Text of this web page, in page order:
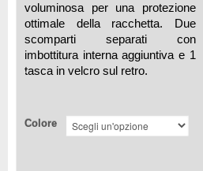
voluminosa per una protezione
ottimale della racchetta. Due
scomparti separati con
imbottitura interna aggiuntiva e 1
tasca in velcro sul retro.
Colore